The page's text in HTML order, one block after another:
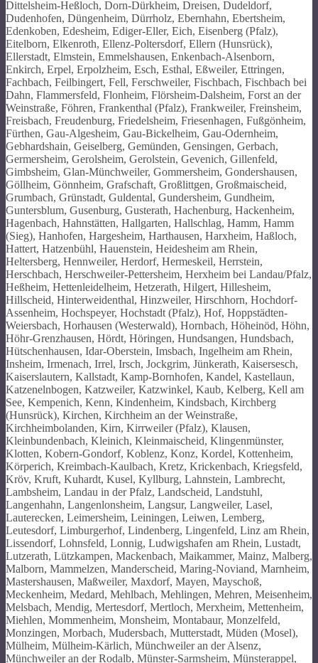
Dittelsheim-Heßloch, Dorn-Dürkheim, Dreisen, Dudeldorf,
Dudenhofen, Düngenheim, Dürrholz, Ebernhahn, Ebertsheim,
Edenkoben, Edesheim, Ediger-Eller, Eich, Eisenberg (Pfalz),
Eitelborn, Elkenroth, Ellenz-Poltersdorf, Ellern (Hunsrück),
Ellerstadt, Elmstein, Emmelshausen, Enkenbach-Alsenborn,
Enkirch, Erpel, Erpolzheim, Esch, Esthal, Eßweiler, Ettringen,
Fachbach, Feilbingert, Fell, Ferschweiler, Fischbach, Fischbach bei
Dahn, Flammersfeld, Flonheim, Flörsheim-Dalsheim, Forst an der
Weinstraße, Föhren, Frankenthal (Pfalz), Frankweiler, Freinsheim,
Freisbach, Freudenburg, Friedelsheim, Friesenhagen, Fußgönheim,
Fürthen, Gau-Algesheim, Gau-Bickelheim, Gau-Odernheim,
Gebhardshain, Geiselberg, Gemünden, Gensingen, Gerbach,
Germersheim, Gerolsheim, Gerolstein, Gevenich, Gillenfeld,
Gimbsheim, Glan-Münchweiler, Gommersheim, Gondershausen,
Göllheim, Gönnheim, Grafschaft, Großlittgen, Großmaischeid,
Grumbach, Grünstadt, Guldental, Gundersheim, Gundheim,
Guntersblum, Gusenburg, Gusterath, Hachenburg, Hackenheim,
Hagenbach, Hahnstätten, Hallgarten, Hallschlag, Hamm, Hamm
(Sieg), Hanhofen, Hargesheim, Harthausen, Harxheim, Haßloch,
Hattert, Hatzenbühl, Hauenstein, Heidesheim am Rhein,
Heltersberg, Hennweiler, Herdorf, Hermeskeil, Herrstein,
Herschbach, Herschweiler-Pettersheim, Herxheim bei Landau/Pfalz,
Heßheim, Hettenleidelheim, Hetzerath, Hilgert, Hillesheim,
Hillscheid, Hinterweidenthal, Hinzweiler, Hirschhorn, Hochdorf-
Assenheim, Hochspeyer, Hochstadt (Pfalz), Hof, Hoppstädten-
Weiersbach, Horhausen (Westerwald), Hornbach, Höheinöd, Höhn,
Höhr-Grenzhausen, Hördt, Höringen, Hundsangen, Hundsbach,
Hütschenhausen, Idar-Oberstein, Imsbach, Ingelheim am Rhein,
Insheim, Irmenach, Irrel, Irsch, Jockgrim, Jünkerath, Kaisersesch,
Kaiserslautern, Kallstadt, Kamp-Bornhofen, Kandel, Kastellaun,
Katzenelnbogen, Katzweiler, Katzwinkel, Kaub, Kelberg, Kell am
See, Kempenich, Kenn, Kindenheim, Kindsbach, Kirchberg
(Hunsrück), Kirchen, Kirchheim an der Weinstraße,
Kirchheimbolanden, Kirn, Kirrweiler (Pfalz), Klausen,
Kleinbundenbach, Kleinich, Kleinmaischeid, Klingenmünster,
Klotten, Kobern-Gondorf, Koblenz, Konz, Kordel, Kottenheim,
Körperich, Kreimbach-Kaulbach, Kretz, Krickenbach, Kriegsfeld,
Kröv, Kruft, Kuhardt, Kusel, Kyllburg, Lahnstein, Lambrecht,
Lambsheim, Landau in der Pfalz, Landscheid, Landstuhl,
Langenhahn, Langenlonsheim, Langsur, Langweiler, Lasel,
Lauterecken, Leimersheim, Leiningen, Leiwen, Lemberg,
Leutesdorf, Limburgerhof, Lindenberg, Lingenfeld, Linz am Rhein,
Lissendorf, Lohnsfeld, Lonnig, Ludwigshafen am Rhein, Lustadt,
Lutzerath, Lützkampen, Mackenbach, Maikammer, Mainz, Malberg,
Malborn, Mammelzen, Manderscheid, Maring-Noviand, Marnheim,
Mastershausen, Maßweiler, Maxdorf, Mayen, Mayschoß,
Meckenheim, Medard, Mehlbach, Mehlingen, Mehren, Meisenheim,
Melsbach, Mendig, Mertesdorf, Mertloch, Merxheim, Mettenheim,
Miehlen, Mommenheim, Monsheim, Montabaur, Monzelfeld,
Monzingen, Morbach, Mudersbach, Mutterstadt, Müden (Mosel),
Mülheim, Mülheim-Kärlich, Münchweiler an der Alsenz,
Münchweiler an der Rodalb, Münster-Sarmsheim, Münsterappel,